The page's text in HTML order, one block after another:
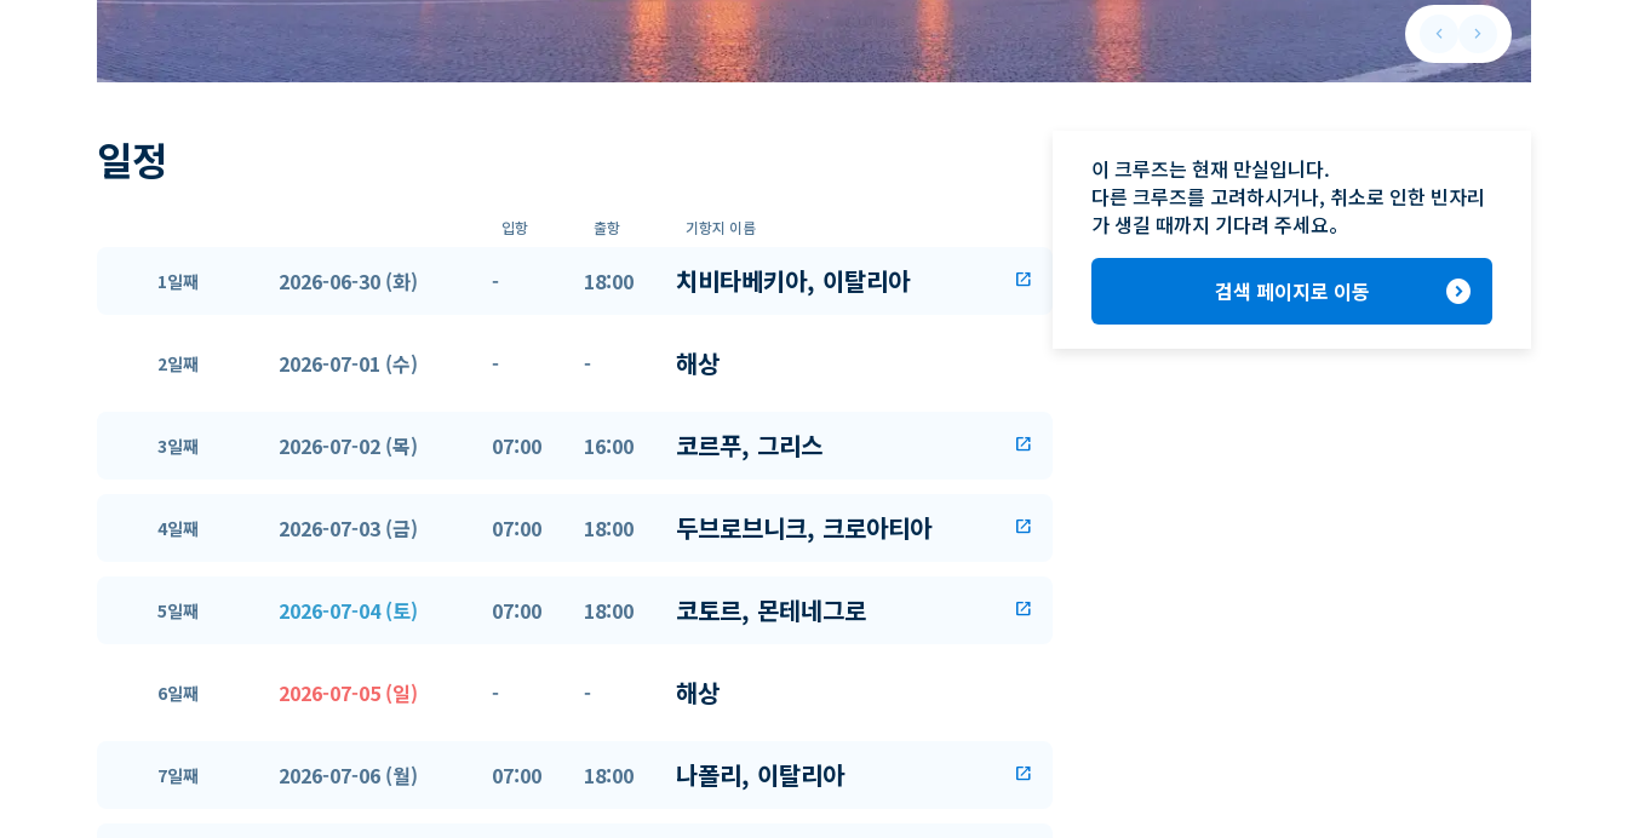
keyboard_arrow_leftPrevious slide
keyboard_arrow_rightNext slide
일정
입항 출항 기항지 이름
1일째 2026-06-30 (화) - 18:00 치비타베키아, 이탈리아 open_in_new
2일째 2026-07-01 (수) - - 해상
3일째 2026-07-02 (목) 07:00 16:00 코르푸, 그리스 open_in_new
4일째 2026-07-03 (금) 07:00 18:00 두브로브니크, 크로아티아 open_in_new
5일째 2026-07-04 (토) 07:00 18:00 코토르, 몬테네그로 open_in_new
6일째 2026-07-05 (일) - - 해상
7일째 2026-07-06 (월) 07:00 18:00 나폴리, 이탈리아 open_in_new
이 크루즈는 현재 만실입니다.
다른 크루즈를 고려하시거나, 취소로 인한 빈자리
가 생길 때까지 기다려 주세요。
검색 페이지로 이동 expand_circle_right